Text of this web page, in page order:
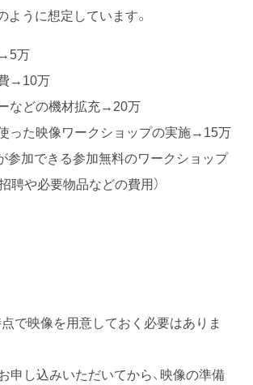
ように想定しています。
万
→10万
などの機材拡充→20万
った映像ワークショップの実施→15万
参加できる参加無料のワークショップ
聘や必要物品などの費用）
で映像を用意しておく必要はありま
申し込みいただいてから、映像の準備